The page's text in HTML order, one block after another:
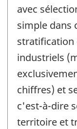
avec
simple dans
stratification
industriels
chiffres) et
c'est-à-dire
territoire et